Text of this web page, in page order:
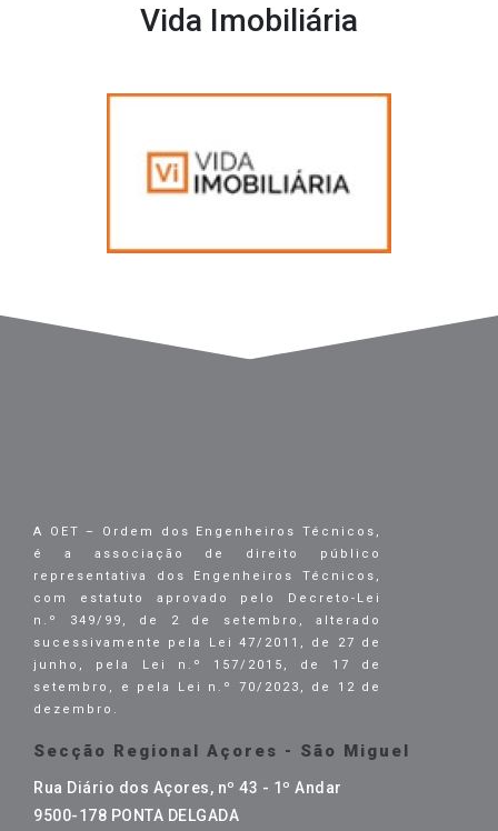
Vida Imobiliária
A OET – Ordem dos Engenheiros Técnicos,
é a associação de direito público
representativa dos Engenheiros Técnicos,
com estatuto aprovado pelo Decreto-Lei
n.º 349/99, de 2 de setembro, alterado
sucessivamente pela Lei 47/2011, de 27 de
junho, pela Lei n.º 157/2015, de 17 de
setembro, e pela Lei n.º 70/2023, de 12 de
dezembro.
Secção Regional Açores - São Miguel
Rua Diário dos Açores, nº 43 - 1º Andar
9500-178 PONTA DELGADA